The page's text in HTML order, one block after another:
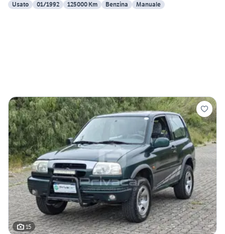
Usato
01/1992 125000 Km Benzina Manuale
15